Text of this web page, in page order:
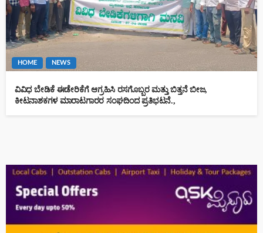
HOME NEWS
ವಿವಿಧ ಬೇಡಿಕೆ ಈಡೇರಿಕೆಗೆ ಆಗ್ರಹಿಸಿ ರಸಗೊಬ್ಬರ ಮತ್ತು ಬಿತ್ತನೆ ಬೀಜ,
ಕೀಟನಾಶಕಗಳ ಮಾರಾಟಗಾರರ ಸಂಘದಿಂದ ಪ್ರತಿಭಟನೆ.,